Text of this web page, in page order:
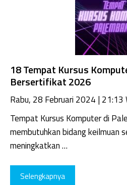
18 Tempat Kursus
Bersertifikat 2026
Rabu, 28 Februari 2024 | 21:13
Tempat Kursus Komputer di
membutuhkan bidang keilmuan
meningkatkan …
Selengkapnya